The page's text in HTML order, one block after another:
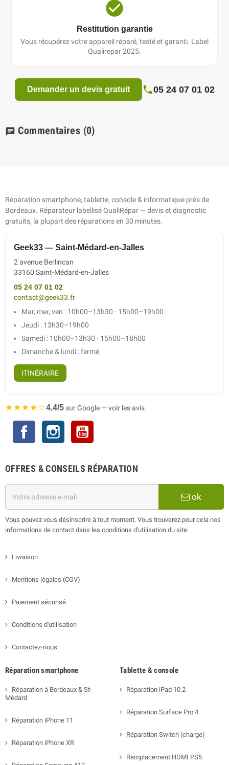
Restitution garantie
Vous récupérez votre appareil réparé, testé et garanti. Label
Qualirepar 2025.
Demander un devis gratuit 05 24 07 01 02
chat Commentaires (0)
Réparation smartphone, tablette, console & informatique près de
Bordeaux. Réparateur labellisé QualiRépar — devis et diagnostic
gratuits, la plupart des réparations en 30 minutes.
Geek33 — Saint-Médard-en-Jalles
2 avenue Berlincan
33160 Saint-Médard-en-Jalles
05 24 07 01 02
contact@geek33.fr
Mar, mer, ven : 10h00–13h30 · 15h00–19h00
Jeudi : 13h30–19h00
Samedi : 10h00–13h30 · 15h00–18h00
Dimanche & lundi : fermé
ITINÉRAIRE
★★★★☆4,4/5sur Google — voir les avis
Facebook Instagram
OFFRES & CONSEILS RÉPARATION
ok
Vous pouvez vous désinscrire à tout moment. Vous trouverez pour cela nos
informations de contact dans les conditions d'utilisation du site.
Livraison
Mentions légales (CGV)
Paiement sécurisé
Conditions d'utilisation
Contactez-nous
Réparation smartphone
Réparation à Bordeaux & St-
Médard
Réparation iPhone 11
Réparation iPhone XR
Tablette & console
Réparation iPad 10.2
Réparation Surface Pro 4
Réparation Switch (charge)
Remplacement HDMI PS5